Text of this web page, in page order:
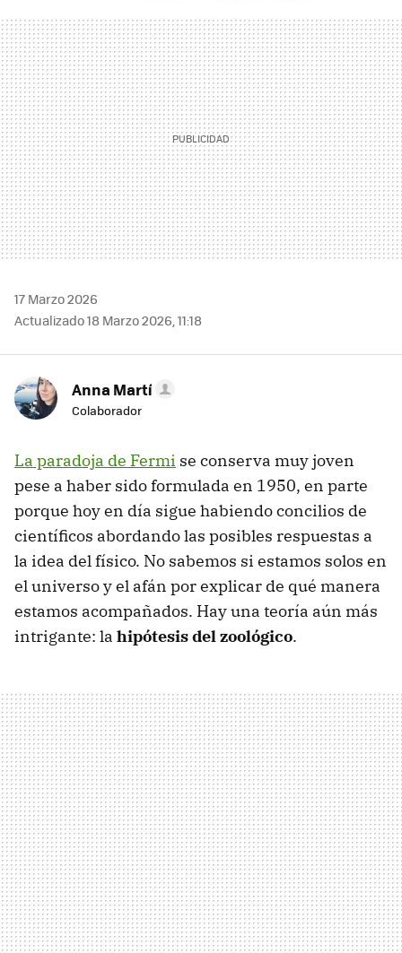
MAIL
17 Marzo 2026
Actualizado 18 Marzo 2026, 11:18
Anna Martí
Colaborador
La paradoja de Fermi se conserva muy joven
pese a haber sido formulada en 1950, en parte
porque hoy en día sigue habiendo concilios de
científicos abordando las posibles respuestas a
la idea del físico. No sabemos si estamos solos en
el universo y el afán por explicar de qué manera
estamos acompañados. Hay una teoría aún más
intrigante: la hipótesis del zoológico.